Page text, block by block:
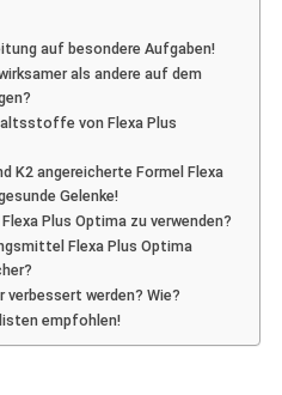
Gelenke
auf besondere Aufgaben!
als andere auf dem
von Flexa Plus
K2 angereicherte Formel Flexa
Gelenke!
Plus Optima zu verwenden?
Flexa Plus Optima
verbessert werden? Wie?
empfohlen!